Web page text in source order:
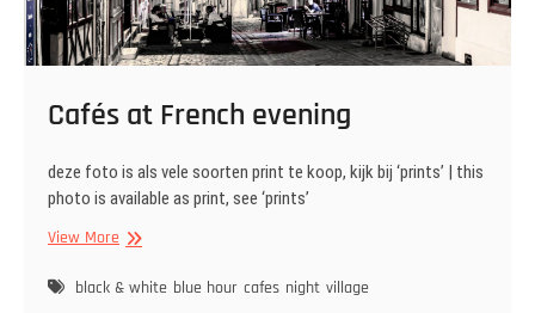
Cafés at French evening
deze foto is als vele soorten print te koop, kijk bij ‘prints’ | this
photo is available as print, see ‘prints’
View MoreCafés
French
black & white blue hour cafes night village